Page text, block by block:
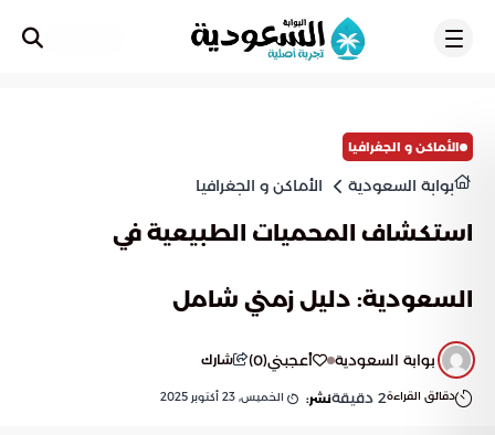
الأماكن و الجغرافيا
بوابة السعودية الأماكن و الجغرافيا
استكشاف المحميات الطبيعية في
السعودية: دليل زمني شامل
بوابة السعودية أعجبني(
0
) شارك
دقائق القراءة2 دقيقةنشر: الخميس, 23 أكتوبر 2025